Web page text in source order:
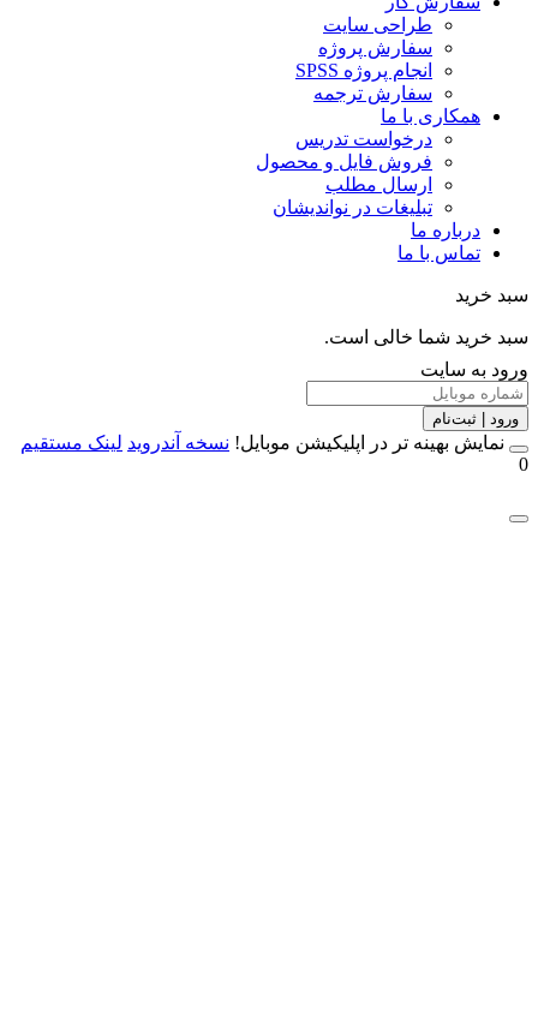
طراحی سایت
سفارش پروژه
انجام پروژه SPSS
سفارش ترجمه
همکاری با ما
درخواست تدریس
فروش فایل و محصول
ارسال مطلب
تبلیغات در نواندیشان
درباره ما
تماس با ما
خرید شما خالی است.
به سایت
| ثبت‌نام
بهینه تر در اپلیکیشن موبایل!نسخه آندروید لینک مستقیم